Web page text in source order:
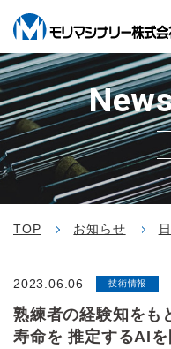
TOP お知らせ
2023.06.06 技術情報
熟練者の経験知をも
寿命を 推定するAIを